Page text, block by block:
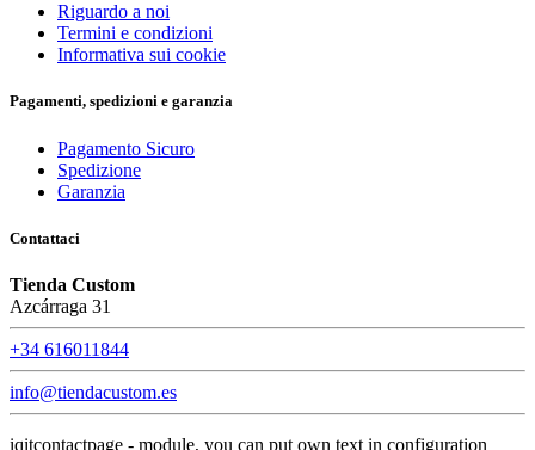
Riguardo a noi
Termini e condizioni
Informativa sui cookie
Pagamenti, spedizioni e garanzia
Pagamento Sicuro
Spedizione
Garanzia
Contattaci
Tienda Custom
Azcárraga 31
+34 616011844
info@tiendacustom.es
iqitcontactpage - module, you can put own text in configuration